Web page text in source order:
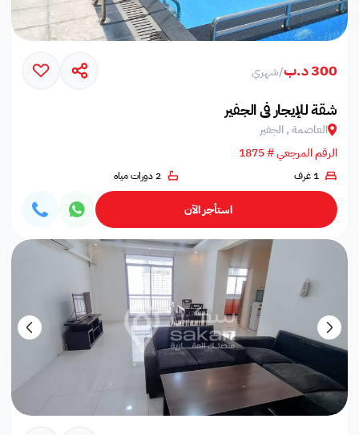
300 د.ب /شهري
شقة للإيجار في الجفير
العاصمة , الجفير
الرقم المرجعي # 1875
1 غرف 2 دورات مياه
استأجر الآن